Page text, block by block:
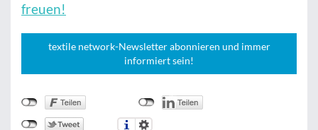
freuen!
textile network-Newsletter abonnieren und immer
informiert sein!